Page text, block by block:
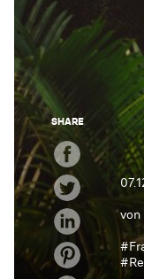
SHARE
von
#
#